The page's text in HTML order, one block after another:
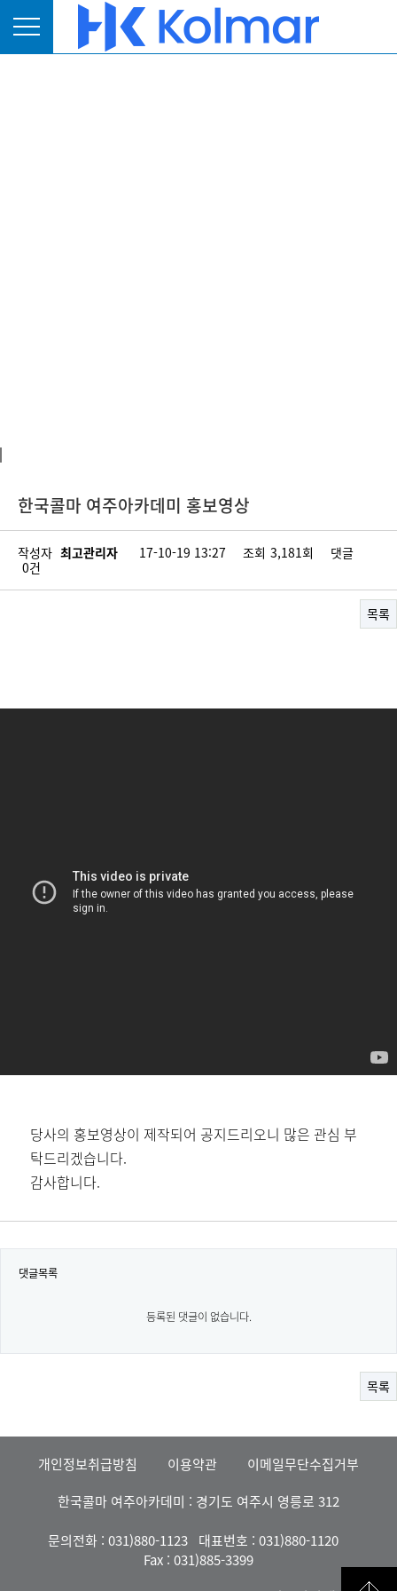
한국콜마 여주아카데미 홍보영상
작성자 최고관리자 17-10-19 13:27 조회 3,181회
댓글
0건
목록
당사의 홍보영상이 제작되어 공지드리오니 많은 관심 부
탁드리겠습니다.
감사합니다.
댓글목록
등록된 댓글이 없습니다.
목록
개인정보취급방침 이용약관
이메일무단수집거부
한국콜마 여주아카데미 : 경기도 여주시 영릉로 312
문의전화 : 031)880-1123 대표번호 : 031)880-1120
Fax : 031)885-3399